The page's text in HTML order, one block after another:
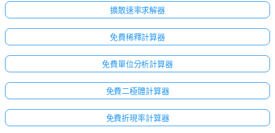
擴散速率求解器
免費稀釋計算器
免費單位分析計算器
免費二極體計算器
免費折現率計算器